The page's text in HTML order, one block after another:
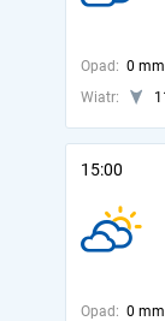
Opad: 0 mm
Wiatr:
15:00
Opad: 0 mm